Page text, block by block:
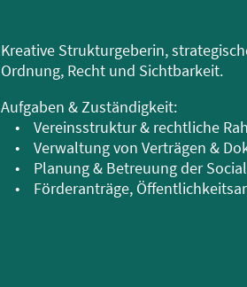
Kreative Strukturgeberin,
Ordnung, Recht und Sichtbarkeit.
Aufgaben & Zuständigkeit:
• Vereinsstruktur & rechtliche
• Verwaltung von Verträgen &
• Planung & Betreuung der
• Förderanträge,